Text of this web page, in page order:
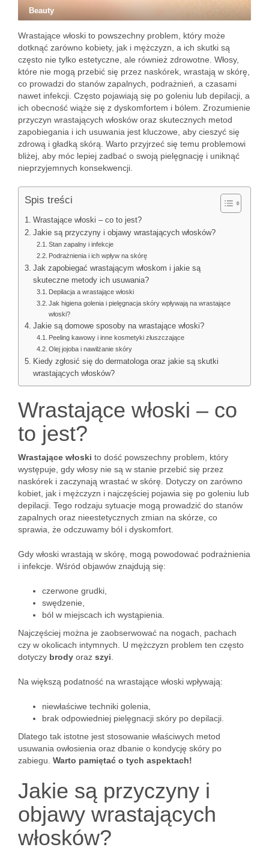
Beauty
Wrastające włoski to powszechny problem, który może
dotknąć zarówno kobiety, jak i mężczyzn, a ich skutki są
często nie tylko estetyczne, ale również zdrowotne. Włosy,
które nie mogą przebić się przez naskórek, wrastają w skórę,
co prowadzi do stanów zapalnych, podrażnień, a czasami
nawet infekcji. Często pojawiają się po goleniu lub depilacji, a
ich obecność wiąże się z dyskomfortem i bólem. Zrozumienie
przyczyn wrastających włosków oraz skutecznych metod
zapobiegania i ich usuwania jest kluczowe, aby cieszyć się
zdrową i gładką skórą. Warto przyjrzeć się temu problemowi
bliżej, aby móc lepiej zadbać o swoją pielęgnację i uniknąć
nieprzyjemnych konsekwencji.
Spis treści
Wrastające włoski – co to jest?
Jakie są przyczyny i objawy wrastających włosków?
Stan zapalny i infekcje
Podrażnienia i ich wpływ na skórę
Jak zapobiegać wrastającym włoskom i jakie są
skuteczne metody ich usuwania?
Depilacja a wrastające włoski
Jak higiena golenia i pielęgnacja skóry wpływają na wrastające
włoski?
Jakie są domowe sposoby na wrastające włoski?
Peeling kawowy i inne kosmetyki złuszczające
Olej jojoba i nawilżanie skóry
Kiedy zgłosić się do dermatologa oraz jakie są skutki
wrastających włosków?
Wrastające włoski – co
to jest?
Wrastające włoski to dość powszechny problem, który
występuje, gdy włosy nie są w stanie przebić się przez
naskórek i zaczynają wrastać w skórę. Dotyczy on zarówno
kobiet, jak i mężczyzn i najczęściej pojawia się po goleniu lub
depilacji. Tego rodzaju sytuacje mogą prowadzić do stanów
zapalnych oraz nieestetycznych zmian na skórze, co
sprawia, że odczuwamy ból i dyskomfort.
Gdy włoski wrastają w skórę, mogą powodować podrażnienia
i infekcje. Wśród objawów znajdują się:
czerwone grudki,
swędzenie,
ból w miejscach ich wystąpienia.
Najczęściej można je zaobserwować na nogach, pachach
czy w okolicach intymnych. U mężczyzn problem ten często
dotyczy brody oraz szyi
Na większą podatność na wrastające włoski wpływają:
niewłaściwe techniki golenia,
brak odpowiedniej pielęgnacji skóry po depilacji.
Dlatego tak istotne jest stosowanie właściwych metod
usuwania owłosienia oraz dbanie o kondycję skóry po
zabiegu. Warto pamiętać o tych aspektach!
Jakie są przyczyny i
objawy wrastających
włosków?